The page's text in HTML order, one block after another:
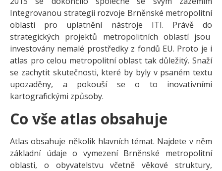
Integrovanou strategii rozvoje Brněnské metropolitní
oblasti pro uplatnění nástroje ITI. Právě do
strategických projektů metropolitních oblastí jsou
investovány nemalé prostředky z fondů EU. Proto je i
atlas pro celou metropolitní oblast tak důležitý. Snaží
se zachytit skutečnosti, které by byly v psaném textu
upozaděny, a pokouší se o to inovativními
kartografickými způsoby.
Co vše atlas obsahuje
Atlas obsahuje několik hlavních témat. Najdete v něm
základní údaje o vymezení Brněnské metropolitní
oblasti, o obyvatelstvu včetně věkové struktury,